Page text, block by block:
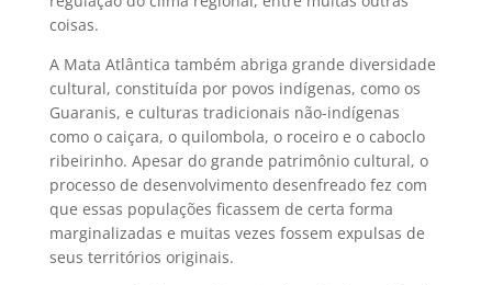
coisas.
A Mata Atlântica também abriga grande diversidade
cultural, constituída por povos indígenas, como os
Guaranis, e culturas tradicionais não-indígenas
como o caiçara, o quilombola, o roceiro e o caboclo
ribeirinho. Apesar do grande patrimônio cultural, o
processo de desenvolvimento desenfreado fez com
que essas populações ficassem de certa forma
marginalizadas e muitas vezes fossem expulsas de
seus territórios originais.